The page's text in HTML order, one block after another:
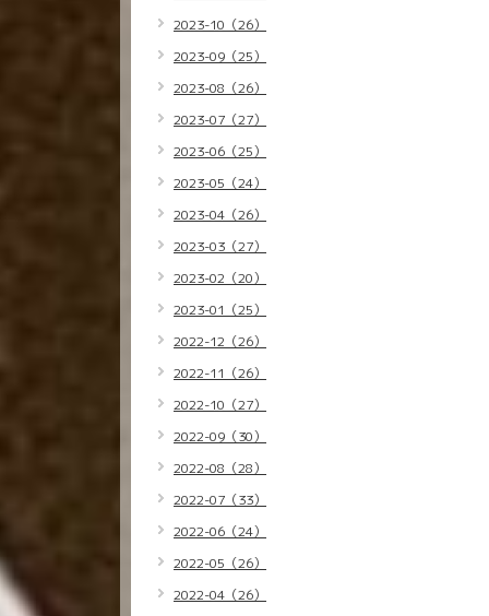
2023-10（26）
2023-09（25）
2023-08（26）
2023-07（27）
2023-06（25）
2023-05（24）
2023-04（26）
2023-03（27）
2023-02（20）
2023-01（25）
2022-12（26）
2022-11（26）
2022-10（27）
2022-09（30）
2022-08（28）
2022-07（33）
2022-06（24）
2022-05（26）
2022-04（26）